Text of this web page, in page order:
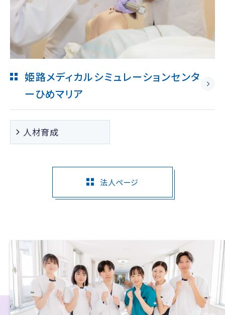
姫路メディカルシミュレーションセンタ
ーひめマリア
人材育成
法人ページ